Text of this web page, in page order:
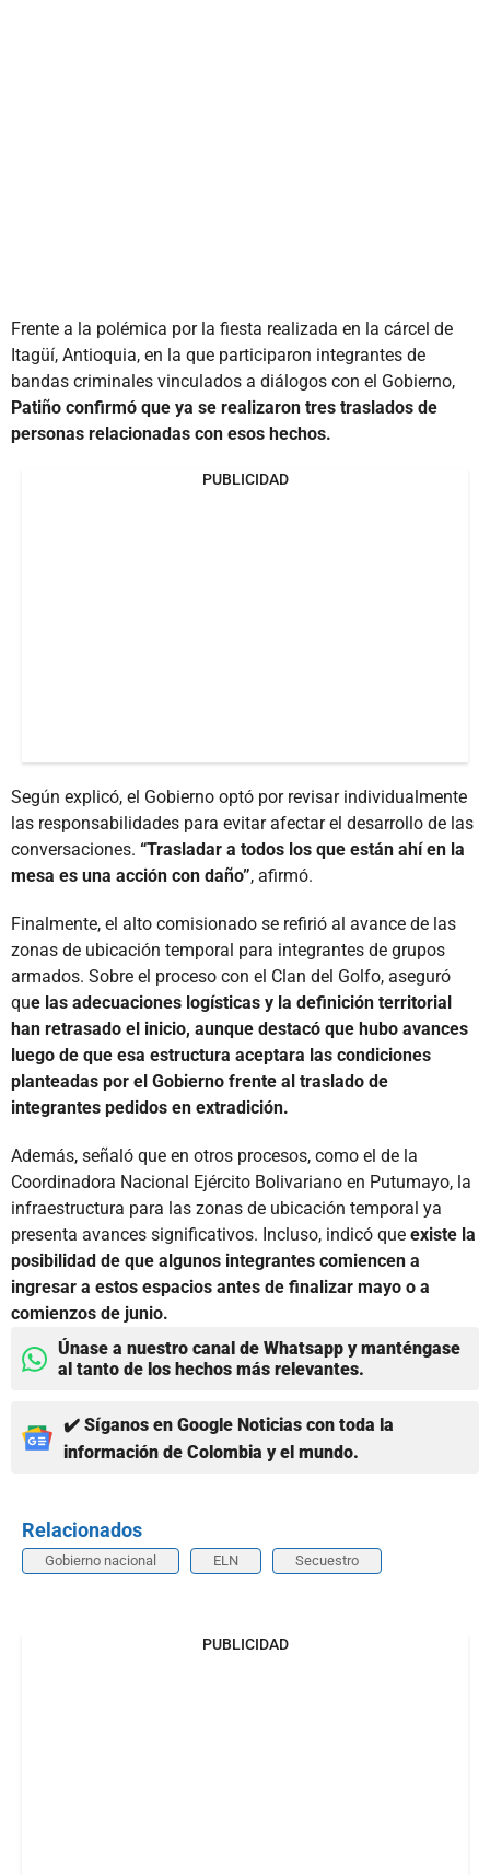
Frente a la polémica por la fiesta realizada en la cárcel de
Itagüí, Antioquia, en la que participaron integrantes de
bandas criminales vinculados a diálogos con el Gobierno,
Patiño confirmó que ya se realizaron tres traslados de
personas relacionadas con esos hechos.
PUBLICIDAD
Según explicó, el Gobierno optó por revisar individualmente
las responsabilidades para evitar afectar el desarrollo de las
conversaciones. “Trasladar a todos los que están ahí en la
mesa es una acción con daño”, afirmó.
Finalmente, el alto comisionado se refirió al avance de las
zonas de ubicación temporal para integrantes de grupos
armados. Sobre el proceso con el Clan del Golfo, aseguró
que las adecuaciones logísticas y la definición territorial
han retrasado el inicio, aunque destacó que hubo avances
luego de que esa estructura aceptara las condiciones
planteadas por el Gobierno frente al traslado de
integrantes pedidos en extradición.
Además, señaló que en otros procesos, como el de la
Coordinadora Nacional Ejército Bolivariano en Putumayo, la
infraestructura para las zonas de ubicación temporal ya
presenta avances significativos. Incluso, indicó que existe la
posibilidad de que algunos integrantes comiencen a
ingresar a estos espacios antes de finalizar mayo o a
comienzos de junio.
Únase a nuestro canal de Whatsapp y manténgase
al tanto de los hechos más relevantes.
✔️ Síganos en Google Noticias con toda la
información de Colombia y el mundo.
Relacionados
Gobierno nacional ELN Secuestro
PUBLICIDAD